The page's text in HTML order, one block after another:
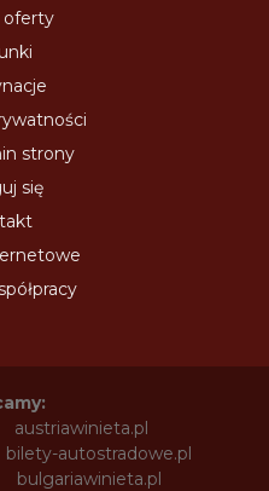
oferty
strony
się
austriawinieta.pl
bilety-autostradowe.pl
bulgariawinieta.pl